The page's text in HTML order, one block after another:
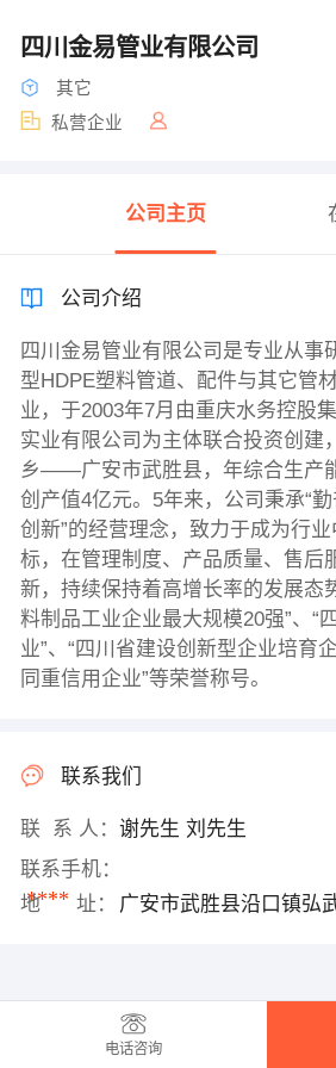
四川金易管业有限公司
其它
私营企业
公司主页
公司介绍
四川金易管业有限公司是专业从事
型HDPE塑料管道、配件与其它管
业，于2003年7月由重庆水务控股
实业有限公司为主体联合投资创建
乡——广安市武胜县，年综合生产
创产值4亿元。5年来，公司秉承“勤
创新”的经营理念，致力于成为行
标，在管理制度、产品质量、售后
新，持续保持着高增长率的发展态
料制品工业企业最大规模20强”、“
业”、“四川省建设创新型企业培育
同重信用企业”等荣誉称号。
联系我们
联 系 人： 谢先生 刘先生
联系手机：
****
地 址： 广安市武胜县沿口镇弘
电话咨询